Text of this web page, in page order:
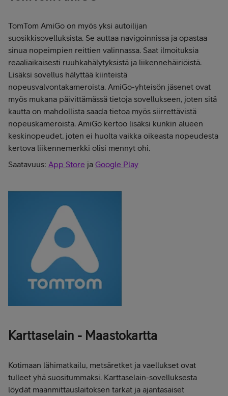
TomTom AmiGo on myös yksi autoilijan
suosikkisovelluksista. Se auttaa navigoinnissa ja opastaa
sinua nopeimpien reittien valinnassa. Saat ilmoituksia
reaaliaikaisesti ruuhkahälytyksistä ja liikennehäiriöistä.
Lisäksi sovellus hälyttää kiinteistä
nopeusvalvontakameroista. AmiGo-yhteisön jäsenet ovat
myös mukana päivittämässä tietoja sovellukseen, joten sitä
kautta on mahdollista saada tietoa myös siirrettävistä
nopeuskameroista. AmiGo kertoo lisäksi kunkin alueen
keskinopeudet, joten ei huolta vaikka oikeasta nopeudesta
kertova liikennemerkki olisi mennyt ohi.
Saatavuus: App Store ja Google Play
Karttaselain - Maastokartta
Kotimaan lähimatkailu, metsäretket ja vaellukset ovat
tulleet yhä suositummaksi. Karttaselain-sovelluksesta
löydät maanmittauslaitoksen tarkat ja ajantasaiset